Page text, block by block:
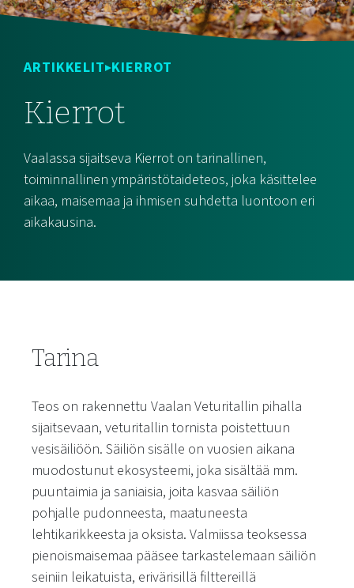
ARTIKKELIT KIERROT
Kierrot
Vaalassa sijaitseva Kierrot on tarinallinen,
toiminnallinen ympäristötaideteos, joka käsittelee
aikaa, maisemaa ja ihmisen suhdetta luontoon eri
aikakausina.
Tarina
Teos on rakennettu Vaalan Veturitallin pihalla
sijaitsevaan, veturitallin tornista poistettuun
vesisäiliöön. Säiliön sisälle on vuosien aikana
muodostunut ekosysteemi, joka sisältää mm.
puuntaimia ja saniaisia, joita kasvaa säiliön
pohjalle pudonneesta, maatuneesta
lehtikarikkeesta ja oksista. Valmiissa teoksessa
pienoismaisemaa pääsee tarkastelemaan säiliön
seiniin leikatuista, erivärisillä filttereillä